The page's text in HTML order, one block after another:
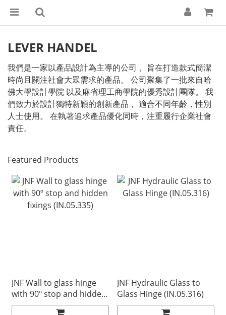
LEVER HANDEL
我們是一家以產品設計為主導的公司， 旨在打造款式簡潔
時尚且關注社會大眾需求的產品。 公司聚集了一批來自哈
佛大學設計學院 以及麻省理工商學院的優秀設計團隊。 我
們致力於設計獨特新穎的創新產品， 適合不同年齡，性別
人士使用。 在執著追求產品優化同時，注重履行企業社會
責任。
Featured Products
JNF Wall to glass hinge
with 90º stop and hidden
fixings (IN.05.335)
JNF Hydraulic Glass to
Glass Hinge (IN.05.316)